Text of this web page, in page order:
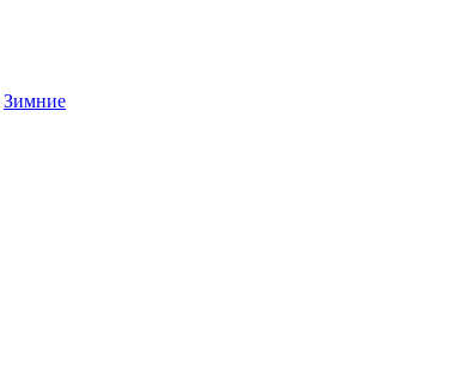
Зимние